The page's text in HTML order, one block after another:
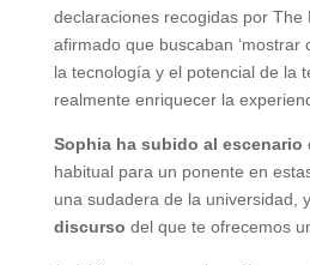
declaraciones recogidas por The
afirmado que buscaban ‘mostrar
la tecnología y el potencial de la
realmente enriquecer la
Sophia ha subido al escenario
habitual para un ponente en
una sudadera de la universidad,
discurso del que te ofrecemos